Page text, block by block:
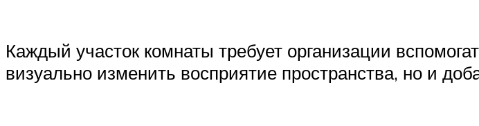
Каждый участок комнаты требует организации
визуально изменить восприятие пространства, но и